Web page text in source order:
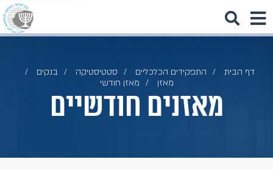
דף הבית התפקידים הכלכליים סטטיסטיקה
בנקים
מאזן
מאזן חודשי
מאזנים חודשיים